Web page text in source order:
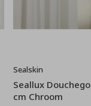
Sealskin
Seallux
cm Chroom